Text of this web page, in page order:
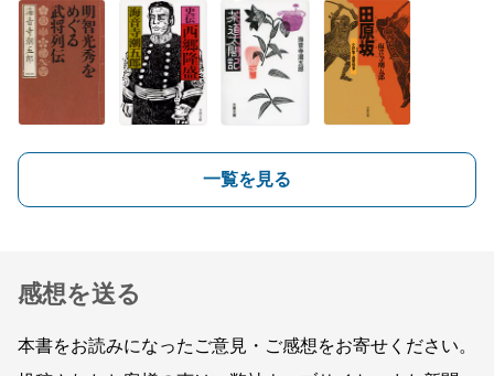
一覧を見る
感想を送る
本書をお読みになったご意見・ご感想をお寄せください。